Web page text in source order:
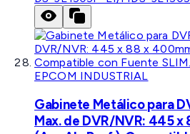
EPCOM INDUSTRIAL
Gabinete Metálico para
Max. de DVR/NVR: 445